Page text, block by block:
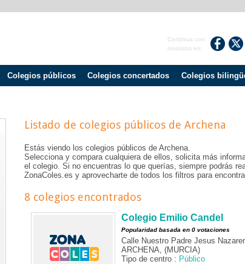
Continua con
nosotros en:
Colegios públicos Colegios concertados Colegios
Listado de colegios públicos de Archena
Estás viendo los colegios públicos de Archena.
Selecciona y compara cualquiera de ellos, solicita más
el colegio. Si no encuentras lo que querías, siempre podrás
ZonaColes.es y aprovecharte de todos los filtros para
8 colegios encontrados
Colegio Emilio Candel
Popularidad basada en 0 votaciones
Calle Nuestro Padre Jesus
ARCHENA, (MURCIA)
Tipo de centro : Público